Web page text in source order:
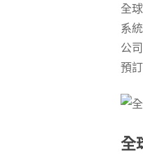
全
系
公
預
全